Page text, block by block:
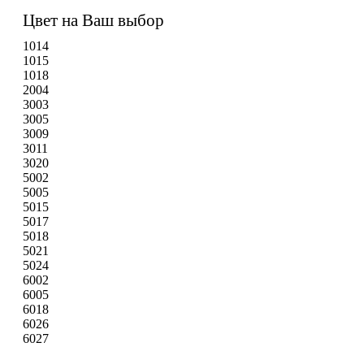
Цвет на Ваш выбор
1014
1015
1018
2004
3003
3005
3009
3011
3020
5002
5005
5015
5017
5018
5021
5024
6002
6005
6018
6026
6027